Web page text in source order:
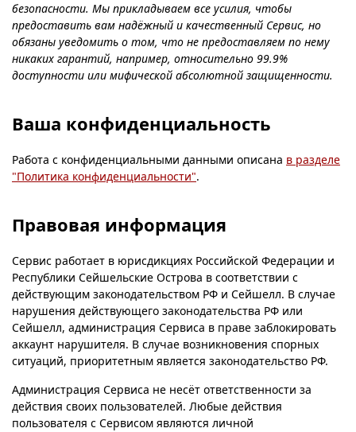
безопасности. Мы прикладываем все усилия, чтобы
предоставить вам надёжный и качественный Сервис, но
обязаны уведомить о том, что не предоставляем по нему
никаких гарантий, например, относительно 99.9%
доступности или мифической абсолютной защищенности.
Ваша конфиденциальность
Работа с конфиденциальными данными описана в разделе
"Политика конфиденциальности".
Правовая информация
Сервис работает в юрисдикциях Российской Федерации и
Республики Сейшельские Острова в соответствии с
действующим законодательством РФ и Сейшелл. В случае
нарушения действующего законодательства РФ или
Сейшелл, администрация Сервиса в праве заблокировать
аккаунт нарушителя. В случае возникновения спорных
ситуаций, приоритетным является законодательство РФ.
Администрация Сервиса не несёт ответственности за
действия своих пользователей. Любые действия
пользователя с Сервисом являются личной